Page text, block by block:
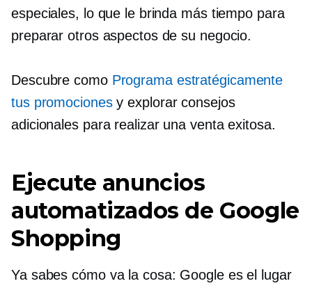
especiales, lo que le brinda más tiempo para
preparar otros aspectos de su negocio.
Descubre como Programa estratégicamente
tus promocionesy explorar consejos
adicionales para realizar una venta exitosa.
Ejecute anuncios
automatizados de Google
Shopping
Ya sabes cómo va la cosa: Google es el lugar